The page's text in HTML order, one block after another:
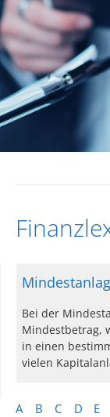
A B C D E
Bei der
Mindestbetrag,
in einen
vielen